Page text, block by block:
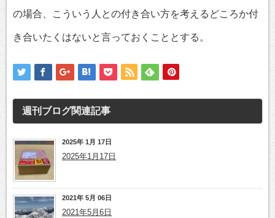
の場合、こういう人との付き合い方を考えるどころか付
き合いたくはないと言っておくこととする。
週刊ブログ関連記事
2025年 1月 17日
2025年1月17日
2021年 5月 06日
2021年5月6日